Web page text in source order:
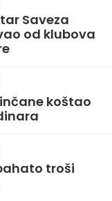
Saveza
od klubova
koštao
troši